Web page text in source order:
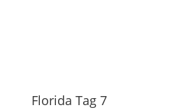
Florida Tag 7